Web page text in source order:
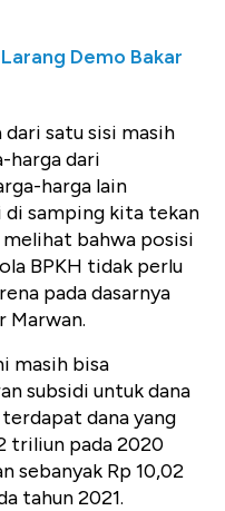
Demo Bakar
satu sisi masih
harga dari
harga lain
di samping kita tekan
bahwa posisi
BPKH tidak perlu
pada dasarnya
Marwan.
masih bisa
subsidi untuk dana
dana yang
triliun pada 2020
sebanyak Rp 10,02
tahun 2021.